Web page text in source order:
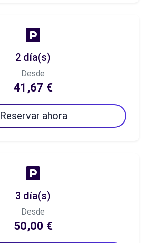
2 día(s)
Desde
41,67 €
Reservar ahora
3 día(s)
Desde
50,00 €